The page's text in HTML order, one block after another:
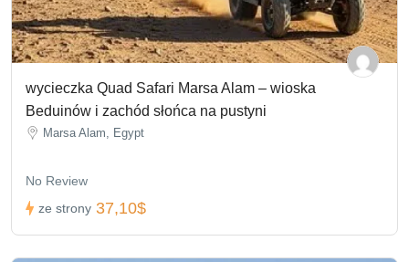
wycieczka Quad Safari Marsa Alam – wioska
Beduinów i zachód słońca na pustyni
Marsa Alam, Egypt
No Review
ze strony 37,10$